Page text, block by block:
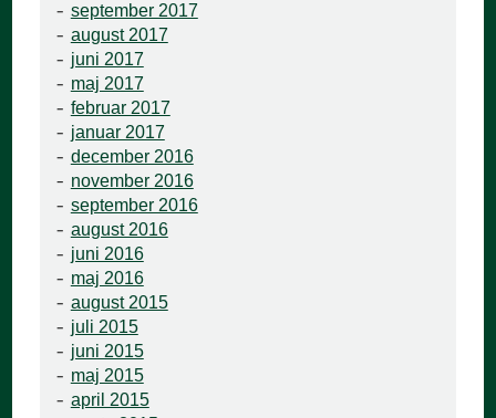
september 2017
august 2017
juni 2017
maj 2017
februar 2017
januar 2017
december 2016
november 2016
september 2016
august 2016
juni 2016
maj 2016
august 2015
juli 2015
juni 2015
maj 2015
april 2015